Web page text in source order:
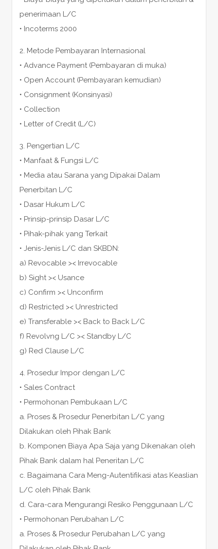
penerimaan L/C
• Incoterms 2000
2. Metode Pembayaran Internasional
• Advance Payment (Pembayaran di muka)
• Open Account (Pembayaran kemudian)
• Consignment (Konsinyasi)
• Collection
• Letter of Credit (L/C)
3. Pengertian L/C
• Manfaat & Fungsi L/C
• Media atau Sarana yang Dipakai Dalam
Penerbitan L/C
• Dasar Hukum L/C
• Prinsip-prinsip Dasar L/C
• Pihak-pihak yang Terkait
• Jenis-Jenis L/C dan SKBDN:
a) Revocable >< Irrevocable
b) Sight >< Usance
c) Confirm >< Unconfirm
d) Restricted >< Unrestricted
e) Transferable >< Back to Back L/C
f) Revolvng L/C >< Standby L/C
g) Red Clause L/C
4. Prosedur Impor dengan L/C
• Sales Contract
• Permohonan Pembukaan L/C
a. Proses & Prosedur Penerbitan L/C yang
Dilakukan oleh Pihak Bank
b. Komponen Biaya Apa Saja yang Dikenakan oleh
Pihak Bank dalam hal Peneritan L/C
c. Bagaimana Cara Meng-Autentifikasi atas Keaslian
L/C oleh Pihak Bank
d. Cara-cara Mengurangi Resiko Penggunaan L/C
• Permohonan Perubahan L/C
a. Proses & Prosedur Perubahan L/C yang